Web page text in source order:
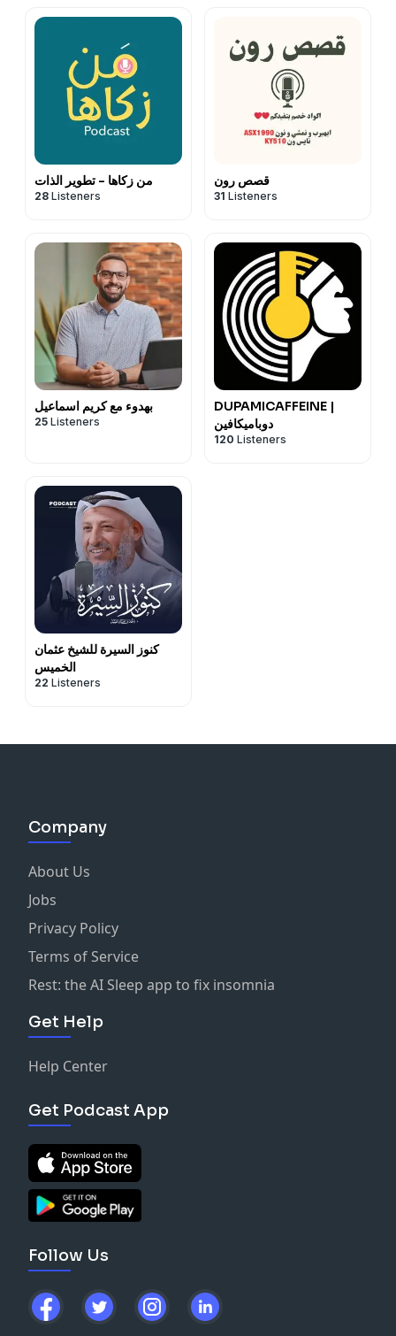
من زكاها - تطوير الذات
28 Listeners
قصص رون
31 Listeners
بهدوء مع كريم اسماعيل
25 Listeners
DUPAMICAFFEINE |
دوباميكافين
120 Listeners
كنوز السيرة للشيخ عثمان
الخميس
22 Listeners
Company
About Us
Jobs
Privacy Policy
Terms of Service
Rest: the AI Sleep app to fix insomnia
Get Help
Help Center
Get Podcast App
Follow Us